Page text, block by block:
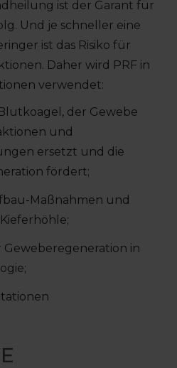
ist der Garant für
Und je schneller eine
ist das Risiko für
Daher wird PRF in
verwendet:
der Gewebe
und
ersetzt und die
fördert;
Maßnahmen und
Geweberegeneration in